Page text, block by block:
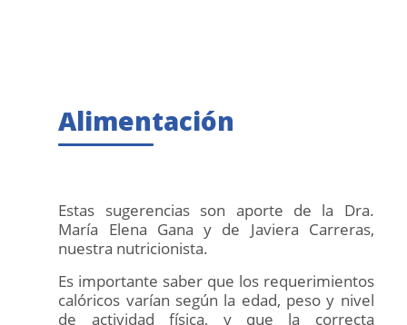
Alimentación
Estas sugerencias son aporte de la Dra.
María Elena Gana y de Javiera Carreras,
nuestra nutricionista.
Es importante saber que los requerimientos
calóricos varían según la edad, peso y nivel
de actividad física, y que la correcta